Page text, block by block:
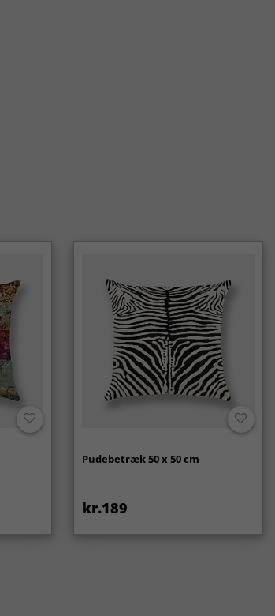
Pudebetræk 50 x 50 cm
kr.189